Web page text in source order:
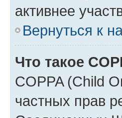
активнее
Вернуться к
Что такое
COPPA (Child
частных прав